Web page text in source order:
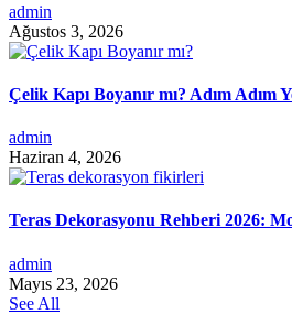
admin
Ağustos 3, 2026
Çelik Kapı Boyanır mı? Adım Adım
admin
Haziran 4, 2026
Teras Dekorasyonu Rehberi 2026:
admin
Mayıs 23, 2026
See All